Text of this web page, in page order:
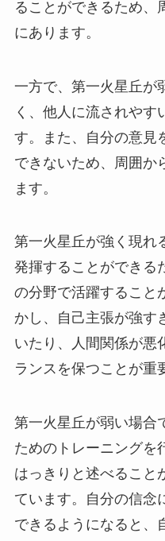
ることができるため、
にあります。
一方で、第一火星丘が
く、他人に流されやす
す。また、自分の意見
できないため、周囲か
ます。
第一火星丘が強く現れ
発揮することができる
の分野で活躍すること
かし、自己主張が強す
いたり、人間関係が悪
ランスを保つことが重
第一火星丘が弱い場合
ためのトレーニングを
はっきりと述べること
ています。自分の信念
できるようになると、